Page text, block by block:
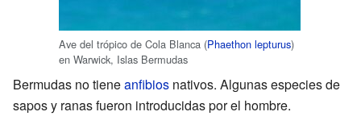
Ave del trópico de Cola Blanca (Phaethon lepturus)
en Warwick, Islas Bermudas
Bermudas no tieneanfibios nativos. Algunas especies de
sapos y ranas fueron introducidas por el hombre.